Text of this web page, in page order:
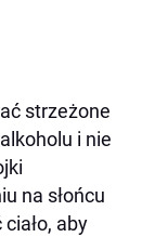
strzeżone
i nie
na słońcu
aby